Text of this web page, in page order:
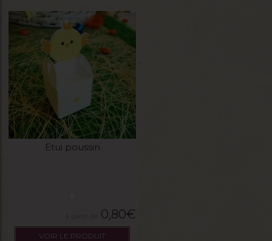
Etui poussin
0,80€
VOIR LE PRODUIT